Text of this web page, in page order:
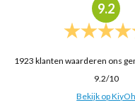
9.2
1923 klanten waarderen ons
9.2/10
Bekijk op KiyOh